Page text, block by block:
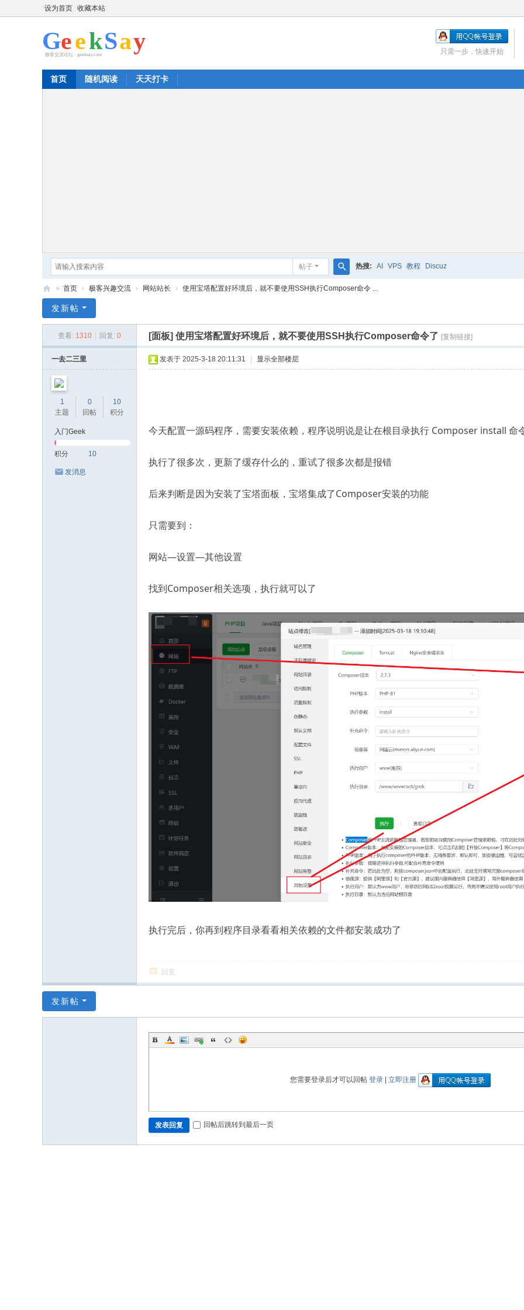
设为首页 收藏本站
只需一步，快速开始
首页 随机阅读 天天打卡
帖子 热搜: AI VPS 教程 Discuz
ee
» 首页 › 极客兴趣交流 › 网站站长 › 使用宝塔配置好环境后，就不要使用SSH执行Composer命令 ...
发新帖
查看: 1310 回复: 0 [面板] 使用宝塔配置好环境后，就不要使用SSH执行Composer命令了 [复制链接]
一去二三里
1
主题
0
回帖
10
积分
入门Geek
积分 10
发消息
发表于 2025-3-18 20:11:31 显示全部楼层
今天配置一源码程序，需要安装依赖，程序说明说是让在根目录执行 Composer install 命
执行了很多次，更新了缓存什么的，重试了很多次都是报错
后来判断是因为安装了宝塔面板，宝塔集成了Composer安装的功能
只需要到：
网站—设置—其他设置
找到Composer相关选项，执行就可以了
执行完后，你再到程序目录看看相关依赖的文件都安装成功了
回复
发新帖
您需要登录后才可以回帖 登录 立即注册
发表回复 回帖后跳转到最后一页